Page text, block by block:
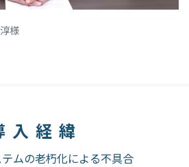
様
入経緯
ムの老朽化による不具合